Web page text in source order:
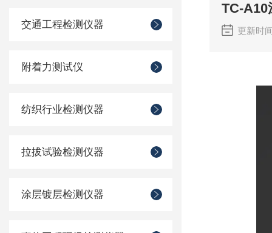
交通工程检测仪器
附着力测试仪
纺织行业检测仪器
拉拔试验检测仪器
涂层镀层检测仪器
TC-A10
更新时